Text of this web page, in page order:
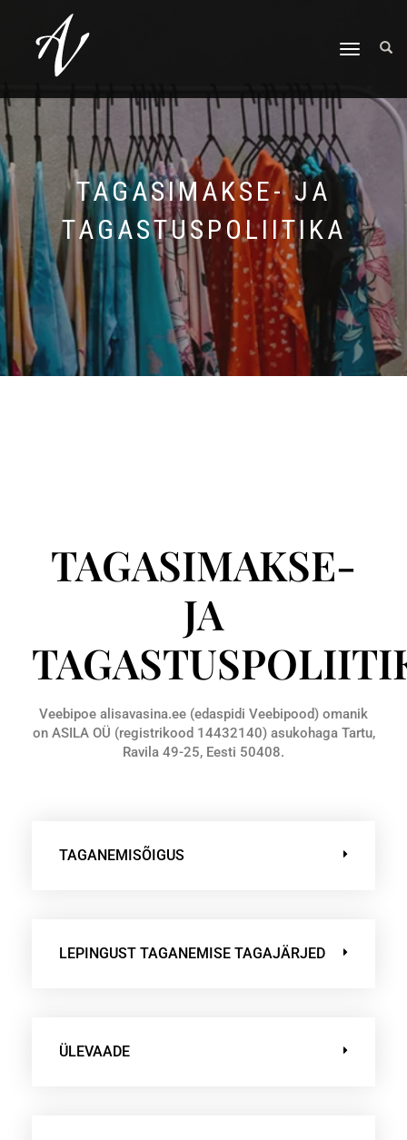
TOGGLE
TAGASIMAKSE- JA
TAGASTUSPOLIITIKA
TAGASIMAKSE-
JA
Veebipoe alisavasina.ee (edaspidi Veebipood) omanik
on ASILA OÜ (registrikood 14432140) asukohaga Tartu,
Ravila 49-25, Eesti 50408.
TAGANEMISÕIGUS
LEPINGUST TAGANEMISE TAGAJÄRJED
ÜLEVAADE